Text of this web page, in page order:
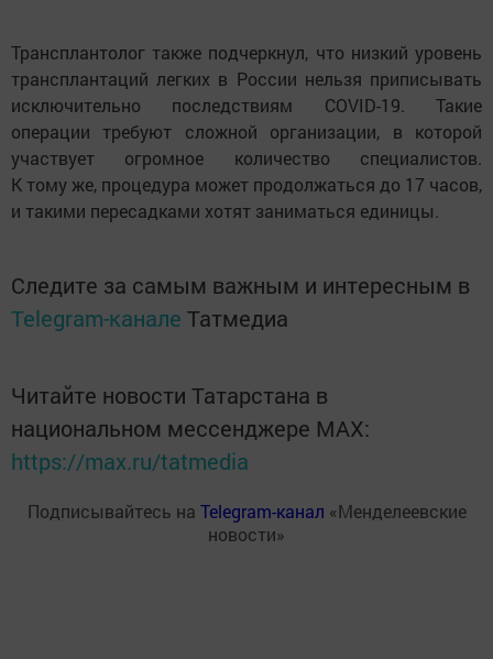
Трансплантолог также подчеркнул, что низкий уровень
трансплантаций легких в России нельзя приписывать
исключительно последствиям COVID-19. Такие
операции требуют сложной организации, в которой
участвует огромное количество специалистов.
К тому же, процедура может продолжаться до 17 часов,
и такими пересадками хотят заниматься единицы.
Следите за самым важным и интересным в
Telegram-канале Татмедиа
Читайте новости Татарстана в
национальном мессенджере MАХ:
https://max.ru/tatmedia
Подписывайтесь на Telegram-канал «Менделеевские
новости»